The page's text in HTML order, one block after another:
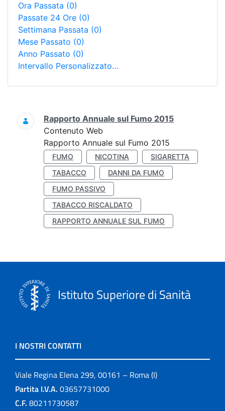
Ora Passata (0)
Passate 24 Ore (0)
Settimana Passata (0)
Mese Passato (0)
Anno Passato (0)
Intervallo Personalizzato…
Ricerca
Rapporto Annuale sul Fumo 2015
Contenuto Web
Rapporto Annuale sul Fumo 2015
FUMO NICOTINA
SIGARETTA
TABACCO
DANNI DA FUMO
FUMO PASSIVO
TABACCO RISCALDATO
RAPPORTO ANNUALE SUL FUMO
Istituto Superiore di Sanità
I NOSTRI CONTATTI
Viale Regina Elena 299, 00161 – Roma (I)
Partita I.V.A. 03657731000
C.F. 80211730587